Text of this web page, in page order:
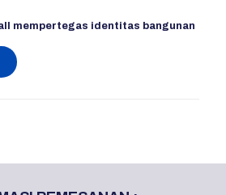
mempertegas identitas bangunan